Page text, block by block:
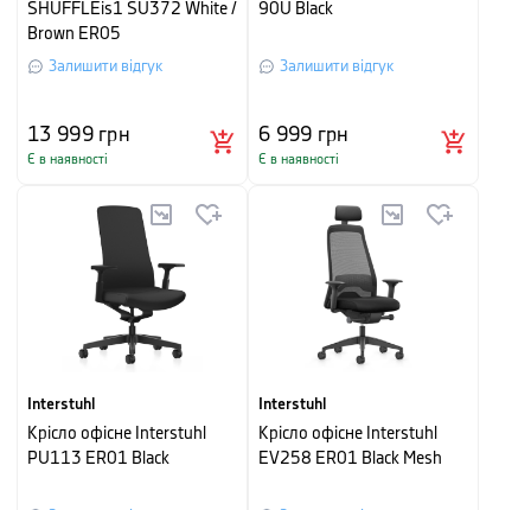
SHUFFLEis1 SU372 White /
Brown ER05
Залишити відгук
13 999грн
Є в наявності
90U Black
Залишити відгук
6 999 грн
Є в наявності
Interstuhl
Крісло офісне Interstuhl
PU113 ER01 Black
Interstuhl
Крісло офісне Interstuhl
EV258 ER01 Black Mesh